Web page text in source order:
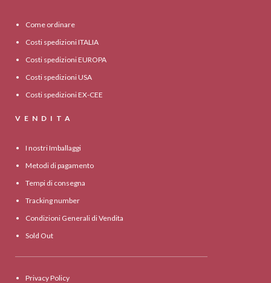
Come ordinare
Costi spedizioni ITALIA
Costi spedizioni EUROPA
Costi spedizioni USA
Costi spedizioni EX-CEE
VENDITA
I nostri Imballaggi
Metodi di pagamento
Tempi di consegna
Tracking number
Condizioni Generali di Vendita
Sold Out
Privacy Policy